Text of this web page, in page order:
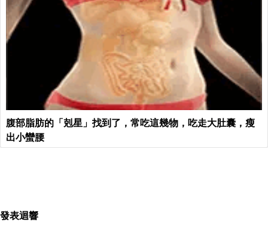
腹部脂肪的「剋星」找到了，常吃這幾物，吃走大肚囊，瘦
出小蠻腰
發表迴響